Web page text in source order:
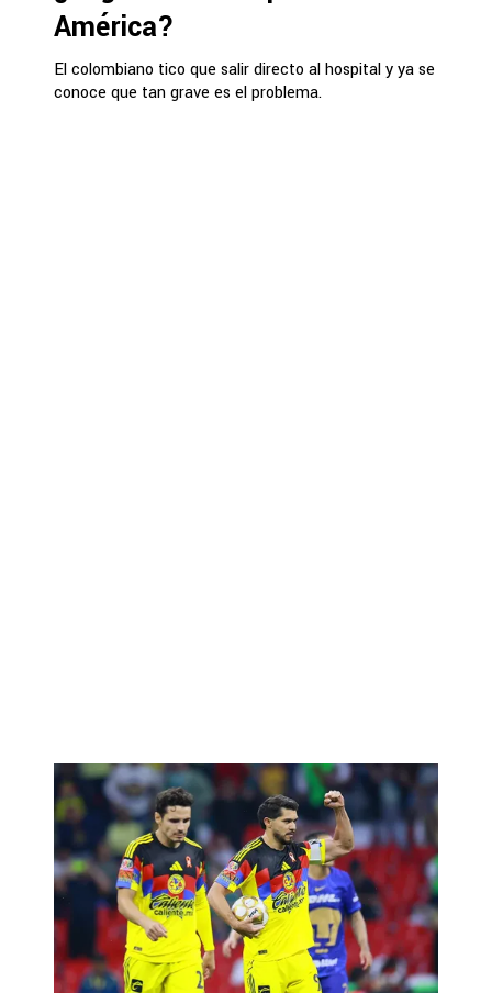
América?
El colombiano tico que salir directo al hospital y ya se
conoce que tan grave es el problema.